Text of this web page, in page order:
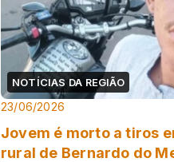
NOTÍCIAS DA REGIÃO
23/06/2026
Jovem é morto a tiros
rural de Bernardo do